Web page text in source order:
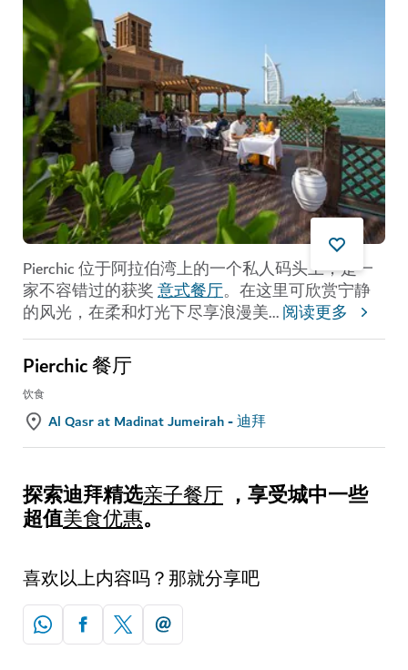
Pierchic 位于阿拉伯湾上的一个私人码头上，是一
家不容错过的获奖意式餐厅。在这里可欣赏宁静
的风光，在柔和灯光下尽享浪漫美...阅读更多
Pierchic 餐厅
饮食
Al Qasr at Madinat Jumeirah - 迪拜
探索迪拜精选亲子餐厅 ，享受城中一些
超值美食优惠。
喜欢以上内容吗？那就分享吧